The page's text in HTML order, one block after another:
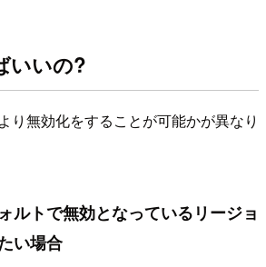
いいの?
り無効化をすることが可能かが異なり
ルトで無効となっているリージョ
い場合